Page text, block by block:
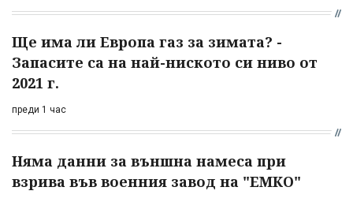
Ще има ли Европа газ за зимата? -
Запасите са на най-ниското си ниво от
2021 г.
преди 1 час
Няма данни за външна намеса при
взрива във военния завод на "ЕМКО"